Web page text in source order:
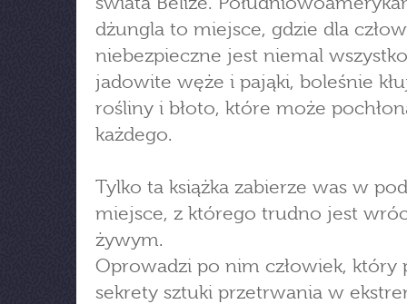
dżungla to miejsce, gdzie dla
niebezpieczne jest niemal
jadowite węże i pająki, boleśnie
rośliny i błoto, które może
każdego.
Tylko ta książka zabierze was w
miejsce, z którego trudno jest
żywym.
Oprowadzi po nim człowiek, który
sekrety sztuki przetrwania w